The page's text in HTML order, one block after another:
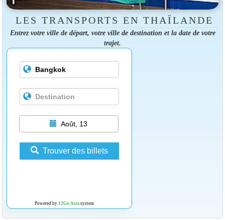
LES TRANSPORTS EN THAÏLANDE
Entrez votre ville de départ, votre ville de destination et la date de votre
trajet.
Août, 13
Trouver des billets
Powered by 12Go Asiasystem